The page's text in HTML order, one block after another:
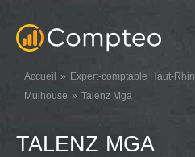
Accueil Expert-comptable Haut-Rhin
Mulhouse
Talenz Mga
TALENZ MGA